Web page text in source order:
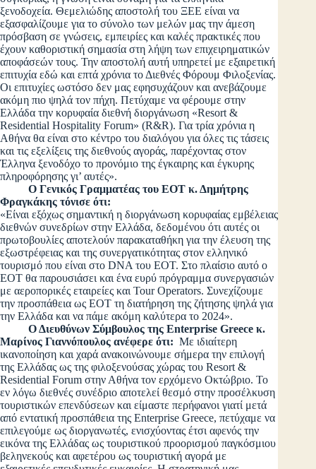
ξενοδοχεία. Θεμελιώδης αποστολή του ΞΕΕ είναι να
εξασφαλίζουμε για το σύνολο των μελών μας την άμεση
πρόσβαση σε γνώσεις, εμπειρίες και καλές πρακτικές που
έχουν καθοριστική σημασία στη λήψη των επιχειρηματικών
αποφάσεών τους. Την αποστολή αυτή υπηρετεί με εξαιρετική
επιτυχία εδώ και επτά χρόνια το Διεθνές Φόρουμ Φιλοξενίας.
Οι επιτυχίες ωστόσο δεν μας εφησυχάζουν και ανεβάζουμε
ακόμη πιο ψηλά τον πήχη. Πετύχαμε να φέρουμε στην
Ελλάδα την κορυφαία διεθνή διοργάνωση «Resort &
Residential Hospitality Forum» (R&R). Για τρία χρόνια η
Αθήνα θα είναι στο κέντρο του διαλόγου για όλες τις τάσεις
και τις εξελίξεις της διεθνούς αγοράς, παρέχοντας στον
Έλληνα ξενοδόχο το προνόμιο της έγκαιρης και έγκυρης
πληροφόρησης γι’ αυτές».
Ο Γενικός Γραμματέας του ΕΟΤ κ. Δημήτρης
Φραγκάκης τόνισε ότι:
«Είναι εξόχως σημαντική η διοργάνωση κορυφαίας εμβέλειας
διεθνών συνεδρίων στην Ελλάδα, δεδομένου ότι αυτές οι
πρωτοβουλίες αποτελούν παρακαταθήκη για την έλευση της
εξωστρέφειας και της συνεργατικότητας στον ελληνικό
τουρισμό που είναι στο DNA του ΕΟΤ. Στο πλαίσιο αυτό ο
ΕΟΤ θα παρουσιάσει και ένα ευρύ πρόγραμμα συνεργασιών
με αεροπορικές εταιρείες και Tour Operators. Συνεχίζουμε
την προσπάθεια ως ΕΟΤ τη διατήρηση της ζήτησης ψηλά για
την Ελλάδα και να πάμε ακόμη καλύτερα το 2024».
Ο Διευθύνων Σύμβουλος της Enterprise Greece κ.
Μαρίνος Γιαννόπουλος ανέφερε ότι: Με ιδιαίτερη
ικανοποίηση και χαρά ανακοινώνουμε σήμερα την επιλογή
της Ελλάδας ως της φιλοξενούσας χώρας του Resort &
Residential Forum στην Αθήνα τον ερχόμενο Οκτώβριο. Το
εν λόγω διεθνές συνέδριο αποτελεί θεσμό στην προσέλκυση
τουριστικών επενδύσεων και είμαστε περήφανοι γιατί μετά
από εντατική προσπάθεια της Enterprise Greece, πετύχαμε να
επιλεγούμε ως διοργανωτές, ενισχύοντας έτσι αφενός την
εικόνα της Ελλάδας ως τουριστικού προορισμού παγκόσμιου
βεληνεκούς και αφετέρου ως τουριστική αγορά με